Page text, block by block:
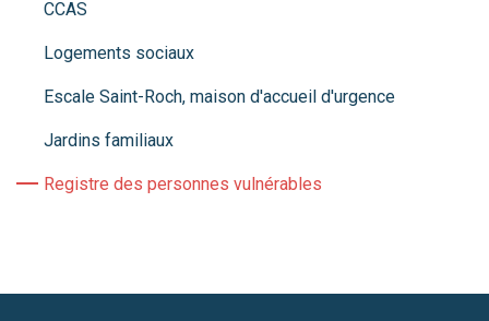
CCAS
Logements sociaux
Escale Saint-Roch, maison d'accueil d'urgence
Jardins familiaux
Registre des personnes vulnérables